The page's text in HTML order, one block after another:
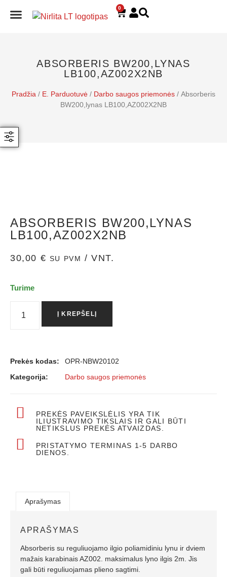
0
ABSORBERIS BW200,LYNAS
LB100,AZ002X2NB
Pradžia / E. Parduotuvė / Darbo saugos priemonės / Absorberis
BW200,lynas LB100,AZ002X2NB
ABSORBERIS BW200,LYNAS
LB100,AZ002X2NB
30,00 € SU PVM / VNT.
Turime
Į KREPŠELĮ
Prekės kodas:
OPR-NBW20102
Kategorija:
Darbo saugos priemonės
PREKĖS PAVEIKSLĖLIS YRA TIK
ILIUSTRAVIMO TIKSLAIS IR GALI BŪTI
NETIKSLUS PREKĖS ATVAIZDAS.
PRISTATYMO TERMINAS 1-5 DARBO
DIENOS.
Aprašymas
APRAŠYMAS
Absorberis su reguliuojamo ilgio poliamidiniu lynu ir dviem
mažais karabinais AZ002. maksimalus lyno ilgis 2m. Jis
gali būti reguliuojamas plieno sagtimi.